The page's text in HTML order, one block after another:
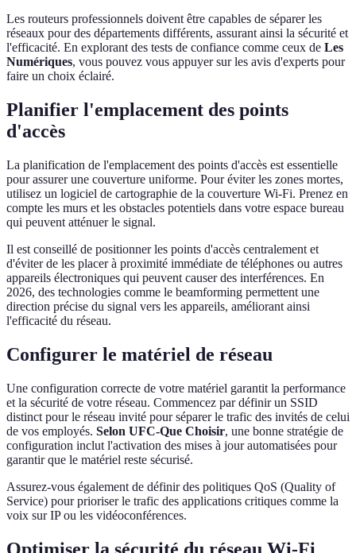
Les routeurs professionnels doivent être capables de séparer les
réseaux pour des départements différents, assurant ainsi la sécurité et
l'efficacité. En explorant des tests de confiance comme ceux de Les
Numériques, vous pouvez vous appuyer sur les avis d'experts pour
faire un choix éclairé.
Planifier l'emplacement des points
d'accès
La planification de l'emplacement des points d'accès est essentielle
pour assurer une couverture uniforme. Pour éviter les zones mortes,
utilisez un logiciel de cartographie de la couverture Wi-Fi. Prenez en
compte les murs et les obstacles potentiels dans votre espace bureau
qui peuvent atténuer le signal.
Il est conseillé de positionner les points d'accès centralement et
d'éviter de les placer à proximité immédiate de téléphones ou autres
appareils électroniques qui peuvent causer des interférences. En
2026, des technologies comme le beamforming permettent une
direction précise du signal vers les appareils, améliorant ainsi
l'efficacité du réseau.
Configurer le matériel de réseau
Une configuration correcte de votre matériel garantit la performance
et la sécurité de votre réseau. Commencez par définir un SSID
distinct pour le réseau invité pour séparer le trafic des invités de celui
de vos employés. Selon UFC-Que Choisir, une bonne stratégie de
configuration inclut l'activation des mises à jour automatisées pour
garantir que le matériel reste sécurisé.
Assurez-vous également de définir des politiques QoS (Quality of
Service) pour prioriser le trafic des applications critiques comme la
voix sur IP ou les vidéoconférences.
Optimiser la sécurité du réseau Wi-Fi